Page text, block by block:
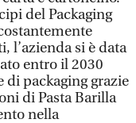
del Packaging
l’azienda si è data
entro il 2030
packaging grazie
di Pasta Barilla
nella